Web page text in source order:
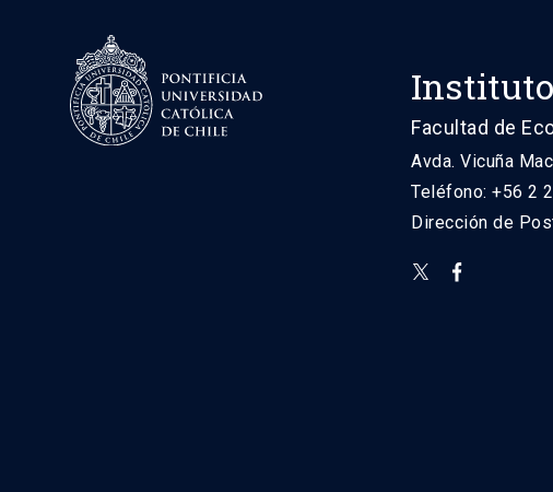
Facultad de
Avda. Vicuña
Teléfono: +56 2
Dirección de